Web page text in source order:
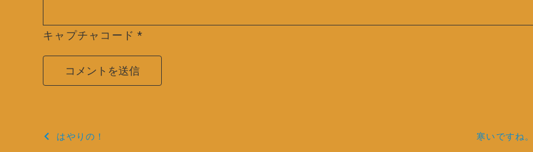
キャプチャコード *
投
はやりの！ 寒いですね